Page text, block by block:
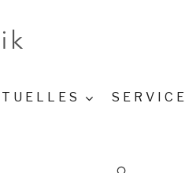
SERVICE